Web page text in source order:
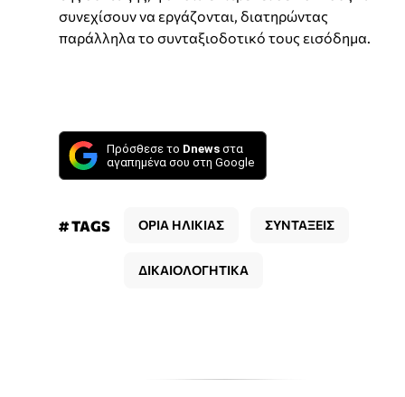
συνεχίσουν να εργάζονται, διατηρώντας
παράλληλα το συνταξιοδοτικό τους εισόδημα.
Πρόσθεσε το Dnews στα
αγαπημένα σου στη Google
# TAGS ΟΡΙΑ ΗΛΙΚΙΑΣ ΣΥΝΤΑΞΕΙΣ
ΔΙΚΑΙΟΛΟΓΗΤΙΚΑ